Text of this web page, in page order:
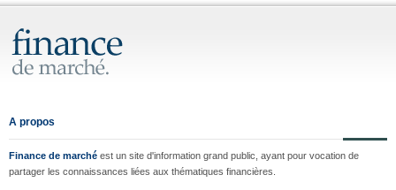
A propos
Finance de marché est un site d'information grand public, ayant pour vocation de
partager les connaissances liées aux thématiques financières.